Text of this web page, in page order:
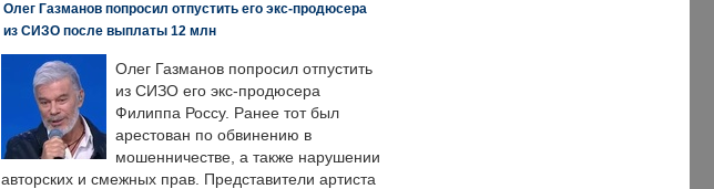
Олег Газманов попросил отпустить его экс-продюсера
из СИЗО после выплаты 12 млн
Олег Газманов попросил отпустить
из СИЗО его экс-продюсера
Филиппа Россу. Ранее тот был
арестован по обвинению в
мошенничестве, а также нарушении
авторских и смежных прав. Представители артиста